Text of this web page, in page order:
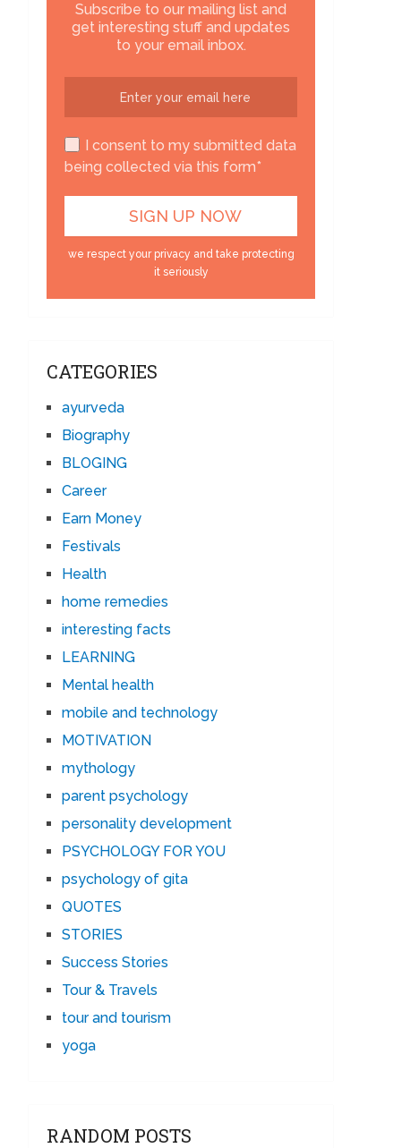
Subscribe to our mailing list and
get interesting stuff and updates
to your email inbox.
I consent to my submitted data
being collected via this form*
we respect your privacy and take protecting
it seriously
CATEGORIES
ayurveda
Biography
BLOGING
Career
Earn Money
Festivals
Health
home remedies
interesting facts
LEARNING
Mental health
mobile and technology
MOTIVATION
mythology
parent psychology
personality development
PSYCHOLOGY FOR YOU
psychology of gita
QUOTES
STORIES
Success Stories
Tour & Travels
tour and tourism
yoga
RANDOM POSTS